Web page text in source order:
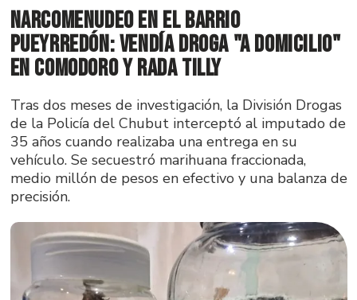
Narcomenudeo en el Barrio
Pueyrredón: vendía droga "a domicilio"
en Comodoro y Rada Tilly
Tras dos meses de investigación, la División Drogas
de la Policía del Chubut interceptó al imputado de
35 años cuando realizaba una entrega en su
vehículo. Se secuestró marihuana fraccionada,
medio millón de pesos en efectivo y una balanza de
precisión.